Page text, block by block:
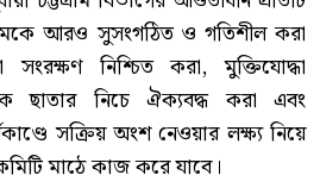
আরও সুসংগঠিত ও গতিশীল করা
সংরক্ষণ নিশ্চিত করা, মুক্তিযোদ্ধা
ছাতার নিচে ঐক্যবদ্ধ করা এবং
সক্রিয় অংশ নেওয়ার লক্ষ্য নিয়ে
মাঠে কাজ করে যাবে।